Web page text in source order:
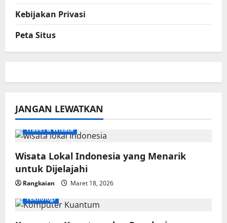
Kebijakan Privasi
Peta Situs
JANGAN LEWATKAN
Travel & Wisata
Wisata Lokal Indonesia yang Menarik
untuk Dijelajahi
Rangkaian
Maret 18, 2026
Teknologi